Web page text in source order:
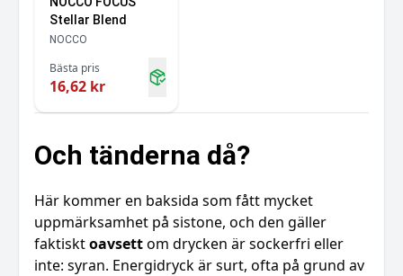
Stellar Blend
NOCCO
Bästa pris
16,62 kr
Och tänderna då?
Här kommer en baksida som fått mycket
uppmärksamhet på sistone, och den gäller
faktisktoavsettom drycken är sockerfri eller
inte: syran. Energidryck är surt, ofta på grund av